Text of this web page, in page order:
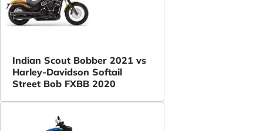
Indian Scout Bobber 2021 vs
Harley-Davidson Softail
Street Bob FXBB 2020